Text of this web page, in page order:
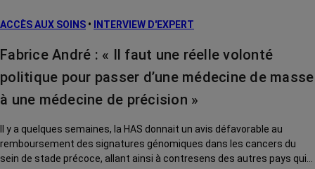
ACCÈS AUX SOINS • INTERVIEW D'EXPERT
Fabrice André : « Il faut une réelle volonté
politique pour passer d’une médecine de masse
à une médecine de précision »
Il y a quelques semaines, la HAS donnait un avis défavorable au
remboursement des signatures génomiques dans les cancers du
sein de stade précoce, allant ainsi à contresens des autres pays qui